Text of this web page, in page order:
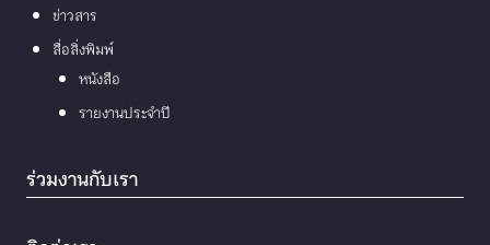
ข่าวสาร
สื่อสิ่งพิมพ์
หนังสือ
รายงานประจำปี
ร่วมงานกับเรา